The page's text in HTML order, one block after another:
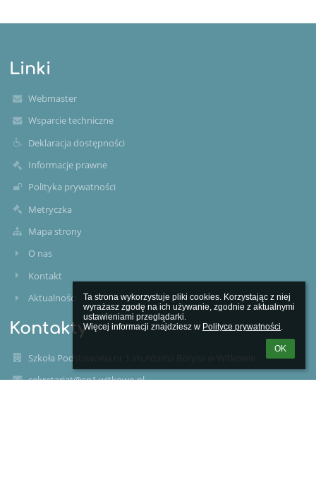
Ta strona wykorzystuje pliki cookies. Korzystając z niej
wyrażasz zgodę na ich używanie, zgodnie z aktualnymi
ustawieniami przeglądarki.
Więcej informacji znajdziesz w Polityce prywatności.
OK
Linki
Webmaster
Wsparcie techniczne
Deklaracja dostępności
Informacje prawne
Polityka prywatności
Metryczka
Mapa strony
O nas
Kontakt
Aktualności
Kontakty
Szkoła Podstawowa nr 1 im.Adama Borysa w Witkowie
sekretariat@sp1.witkowo.pl